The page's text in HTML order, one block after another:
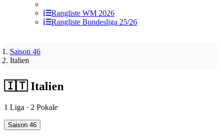
Rangliste WM 2026
Rangliste Bundesliga 25/26
Saison 46
Italien
🇮🇹 Italien
1 Liga · 2 Pokale
Saison 46